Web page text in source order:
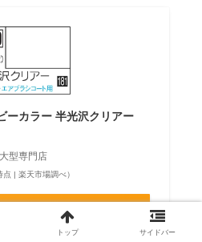
ーカラー 半光沢クリアー
型専門店
| 楽天市場調べ）
トップ サイドバー